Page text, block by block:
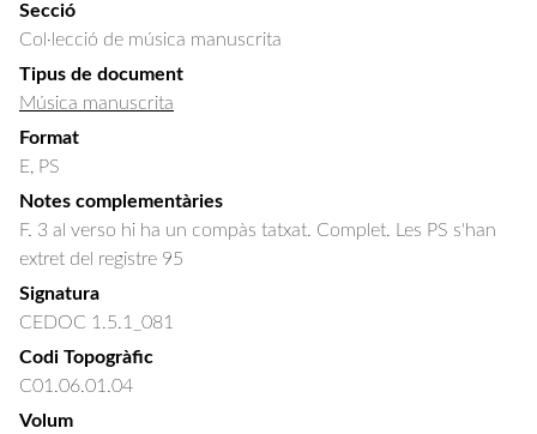
Secció
Col·lecció de música manuscrita
Tipus de document
Música manuscrita
Format
E, PS
Notes complementàries
F. 3 al verso hi ha un compàs tatxat. Complet. Les PS s'han
extret del registre 95
Signatura
CEDOC 1.5.1_081
Codi Topogràfic
C01.06.01.04
Volum